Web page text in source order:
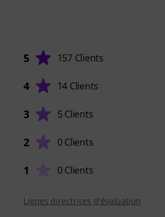
5 157 Clients
4 14 Clients
3 5 Clients
2 0 Clients
1 0 Clients
Lignes directrices d'évaluation